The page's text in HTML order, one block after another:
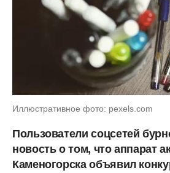
Иллюстративное фото: pexels.com
Пользователи соцсетей
новость о том, что аппарат
Каменогорска объявил